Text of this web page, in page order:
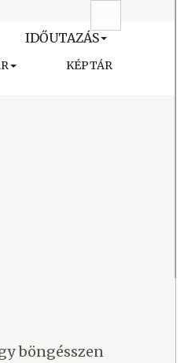
IDŐUTAZÁS
KÉPTÁR
böngésszen